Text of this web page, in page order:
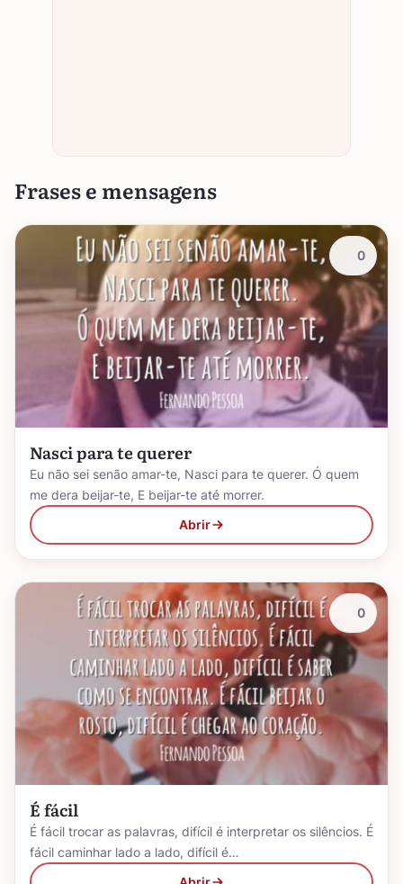
Frases e mensagens
Nasci para te querer
Eu não sei senão amar-te, Nasci para te querer. Ó quem
me dera beijar-te, E beijar-te até morrer.
Abrir
0
É fácil
É fácil trocar as palavras, difícil é interpretar os silêncios. É
fácil caminhar lado a lado, difícil é…
0